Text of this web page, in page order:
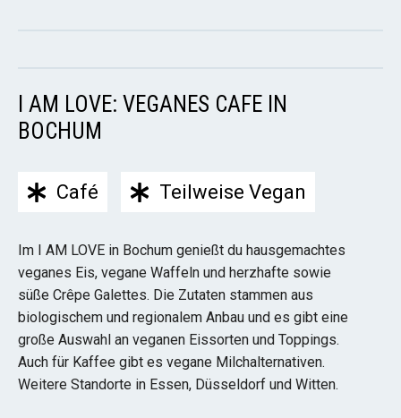
I AM LOVE: VEGANES CAFE IN
BOCHUM
Café Teilweise Vegan
Im I AM LOVE in Bochum genießt du hausgemachtes
veganes Eis, vegane Waffeln und herzhafte sowie
süße Crêpe Galettes. Die Zutaten stammen aus
biologischem und regionalem Anbau und es gibt eine
große Auswahl an veganen Eissorten und Toppings.
Auch für Kaffee gibt es vegane Milchalternativen.
Weitere Standorte in Essen, Düsseldorf und Witten.